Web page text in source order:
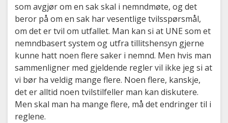
som avgjør om en sak skal i nemndmøte, og det
beror på om en sak har vesentlige tvilsspørsmål,
om det er tvil om utfallet. Man kan si at UNE som et
nemndbasert system og utfra tillitshensyn gjerne
kunne hatt noen flere saker i nemnd. Men hvis man
sammenligner med gjeldende regler vil ikke jeg si at
vi bør ha veldig mange flere. Noen flere, kanskje,
det er alltid noen tvilstilfeller man kan diskutere.
Men skal man ha mange flere, må det endringer til i
reglene.